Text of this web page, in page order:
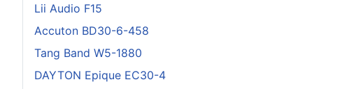
Lii Audio F15
Accuton BD30-6-458
Tang Band W5-1880
DAYTON Epique EC30-4